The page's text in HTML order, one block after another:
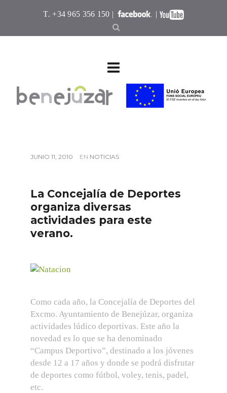
T. +34 965 356 150 | |
JUNIO 11, 2010 EN NOTICIAS
La Concejalía de Deportes
organiza diversas
actividades para este
verano.
Como cada año, la Concejalía de Deportes del
Excmo. Ayuntamiento de Benejúzar, organiza
actividades lúdico deportivas. Este año la
novedad es lo que se ha denominado
“Campus Deportivo”, destinado a los jóvenes
desde 12 a 17 años y donde se podrá disfrutar
de deportes como fútbol, voley, tenis, padel,
etc.